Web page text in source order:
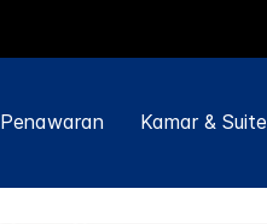
Penawaran Kamar & Suite